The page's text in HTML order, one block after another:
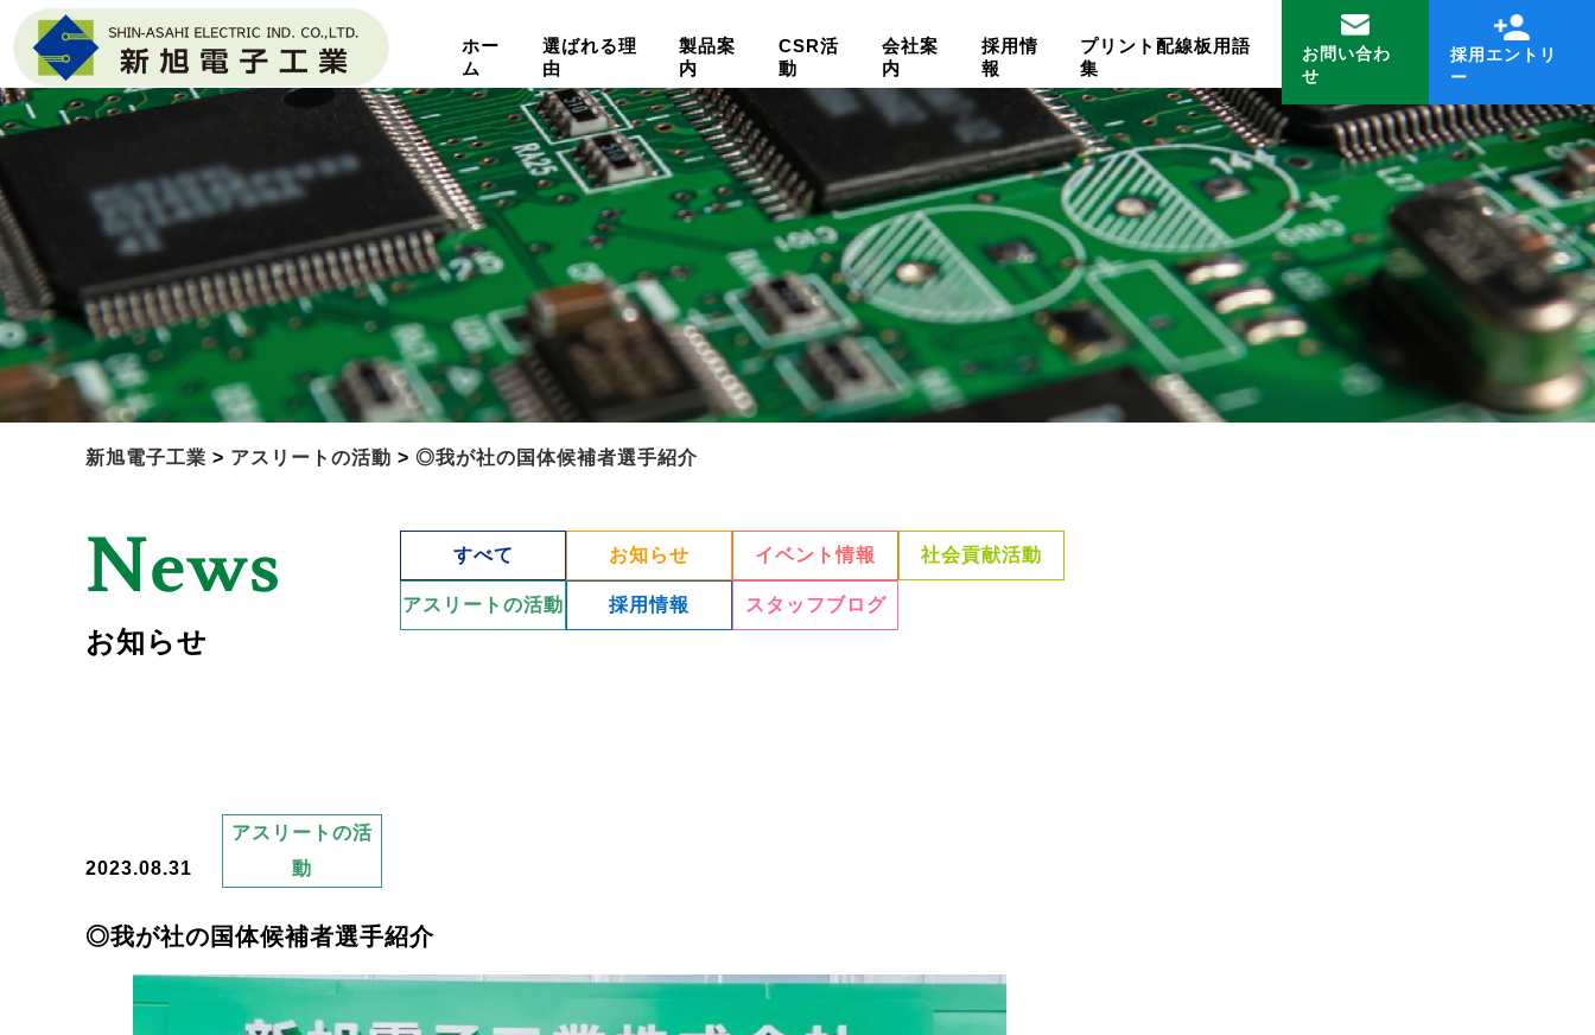
ホー
ム
選ばれる理
由
製品案
内
CSR活
動
会社案
内
採用情
報
プリント配線板用語
集
お問い合わ
せ
採用エントリ
ー
新旭電子工業 > アスリートの活動 > ◎我が社の国体候補者選手紹介
News
お知らせ
すべて お知らせ イベント情報 社会貢献活動
アスリートの活動 採用情報 スタッフブログ
2023.08.31
アスリートの活
動
◎我が社の国体候補者選手紹介